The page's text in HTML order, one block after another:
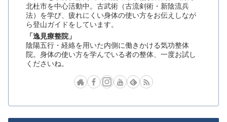
北杜市を中心活動中。古武術（古流剣術・新陰流兵
法）を学び、疲れにくい身体の使い方をお伝えしなが
ら登山ガイドをしています。
「逸見療整院」
陰陽五行・経絡を用いた内側に働きかける気功整体
院。身体の使い方を学んでいる者の整体、一度お試し
くださいね。